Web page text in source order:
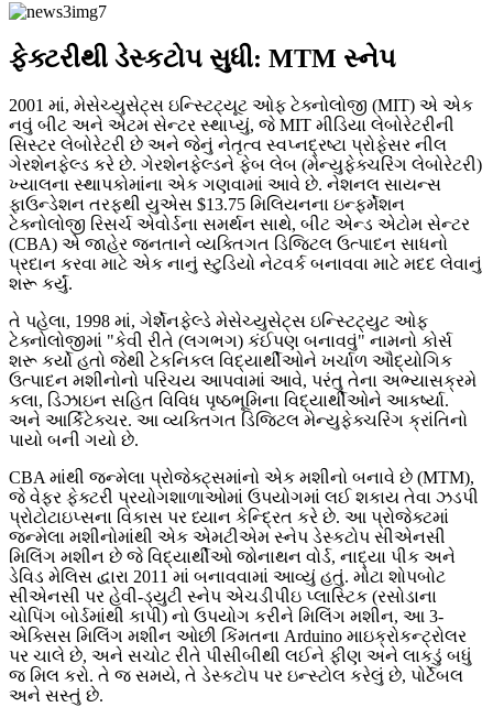
ફેક્ટરીથી ડેસ્કટોપ સુધી: MTM સ્નેપ
2001 માં, મેસેચ્યુસેટ્સ ઇન્સ્ટિટ્યૂટ ઓફ ટેક્નોલોજી (MIT) એ એક
નવું બીટ અને એટમ સેન્ટર સ્થાપ્યું, જે MIT મીડિયા લેબોરેટરીની
સિસ્ટર લેબોરેટરી છે અને જેનું નેતૃત્વ સ્વપ્નદ્રષ્ટા પ્રોફેસર નીલ
ગેરશેનફેલ્ડ કરે છે. ગેરશેનફેલ્ડને ફેબ લેબ (મેન્યુફેક્ચરિંગ લેબોરેટરી)
ખ્યાલના સ્થાપકોમાંના એક ગણવામાં આવે છે. નેશનલ સાયન્સ
ફાઉન્ડેશન તરફથી યુએસ $13.75 મિલિયનના ઇન્ફર્મેશન
ટેક્નોલોજી રિસર્ચ એવોર્ડના સમર્થન સાથે, બીટ એન્ડ એટોમ સેન્ટર
(CBA) એ જાહેર જનતાને વ્યક્તિગત ડિજિટલ ઉત્પાદન સાધનો
પ્રદાન કરવા માટે એક નાનું સ્ટુડિયો નેટવર્ક બનાવવા માટે મદદ લેવાનું
શરૂ કર્યું.
તે પહેલા, 1998 માં, ગેર્શેનફેલ્ડે મેસેચ્યુસેટ્સ ઇન્સ્ટિટ્યુટ ઓફ
ટેક્નોલોજીમાં "કેવી રીતે (લગભગ) કંઈપણ બનાવવું" નામનો કોર્સ
શરૂ કર્યો હતો જેથી ટેકનિકલ વિદ્યાર્થીઓને ખર્ચાળ ઔદ્યોગિક
ઉત્પાદન મશીનોનો પરિચય આપવામાં આવે, પરંતુ તેના અભ્યાસક્રમે
કલા, ડિઝાઇન સહિત વિવિધ પૃષ્ઠભૂમિના વિદ્યાર્થીઓને આકર્ષ્યા.
અને આર્કિટેક્ચર. આ વ્યક્તિગત ડિજિટલ મેન્યુફેક્ચરિંગ ક્રાંતિનો
પાયો બની ગયો છે.
CBA માંથી જન્મેલા પ્રોજેક્ટ્સમાંનો એક મશીનો બનાવે છે (MTM),
જે વેફર ફેક્ટરી પ્રયોગશાળાઓમાં ઉપયોગમાં લઈ શકાય તેવા ઝડપી
પ્રોટોટાઇપ્સના વિકાસ પર ધ્યાન કેન્દ્રિત કરે છે. આ પ્રોજેક્ટમાં
જન્મેલા મશીનોમાંથી એક એમટીએમ સ્નેપ ડેસ્કટોપ સીએનસી
મિલિંગ મશીન છે જે વિદ્યાર્થીઓ જોનાથન વોર્ડ, નાદ્યા પીક અને
ડેવિડ મેલિસ દ્વારા 2011 માં બનાવવામાં આવ્યું હતું. મોટા શોપબોટ
સીએનસી પર હેવી-ડ્યુટી સ્નેપ એચડીપીઇ પ્લાસ્ટિક (રસોડાના
ચોપિંગ બોર્ડમાંથી કાપી) નો ઉપયોગ કરીને મિલિંગ મશીન, આ 3-
એક્સિસ મિલિંગ મશીન ઓછી કિંમતના Arduino માઇક્રોકન્ટ્રોલર
પર ચાલે છે, અને સચોટ રીતે પીસીબીથી લઈને ફીણ અને લાકડું બધું
જ મિલ કરો. તે જ સમયે, તે ડેસ્કટોપ પર ઇન્સ્ટોલ કરેલું છે, પોર્ટેબલ
અને સસ્તું છે.